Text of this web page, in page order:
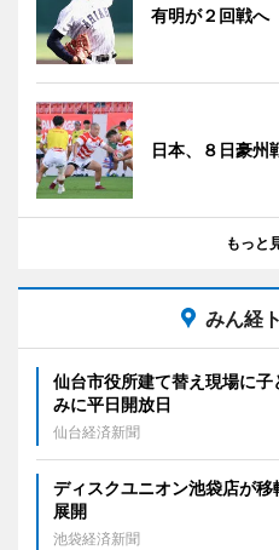
有明が２回戦
日本、８日豪
もっと
みん経
仙台市役所建て替え現場に
みに平日開放日
仙台経済新聞
ディスクユニオン池袋店が
展開
池袋経済新聞